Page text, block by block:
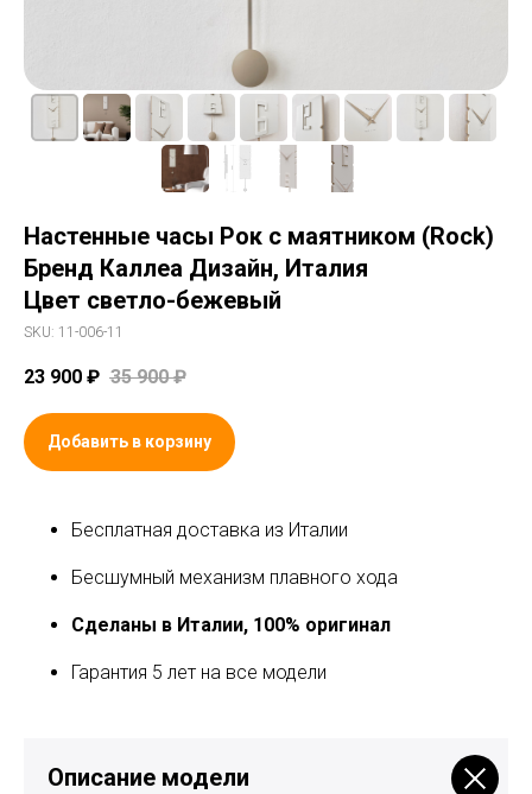
Настенные часы Рок с маятником (Rock)
Бренд Каллеа Дизайн, Италия
Цвет светло-бежевый
SKU: 11-006-11
23 900 ₽ 35 900 ₽
Добавить в корзину
Бесплатная доставка из Италии
Бесшумный механизм плавного хода
Сделаны в Италии, 100% оригинал
Гарантия 5 лет на все модели
Описание модели